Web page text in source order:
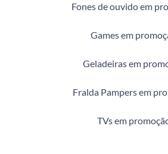
Fones de ouvido em
Games em
Geladeiras em
Fralda Pampers em
TVs em